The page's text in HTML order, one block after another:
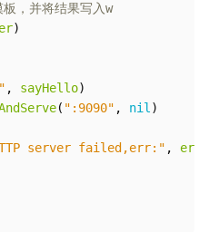
，并将结果写入w
)
, sayHello)
( ":9090" , nil )
server failed,err:" , err